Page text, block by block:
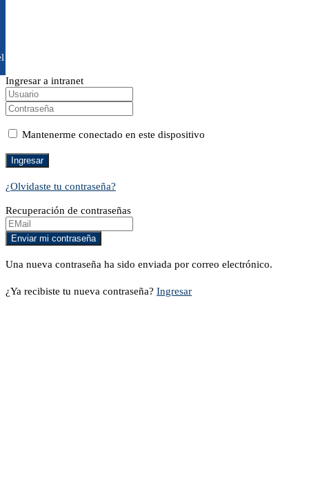
Ingresar a intranet
Mantenerme conectado en este dispositivo
¿Olvidaste tu contraseña?
Recuperación de contraseñas
Una nueva contraseña ha sido enviada por correo electrónico.
¿Ya recibiste tu nueva contraseña? Ingresar